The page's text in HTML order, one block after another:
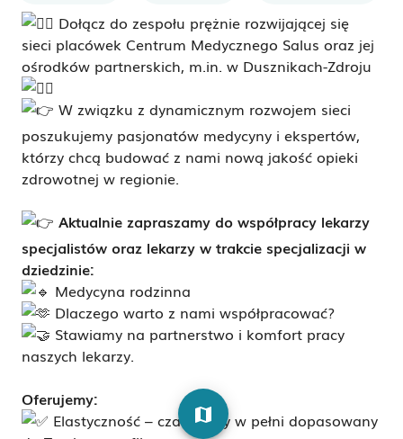
Dołącz do zespołu prężnie rozwijającej się
sieci placówek Centrum Medycznego Salus oraz jej
ośrodków partnerskich, m.in. w Dusznikach-Zdroju
W związku z dynamicznym rozwojem sieci
poszukujemy pasjonatów medycyny i ekspertów,
którzy chcą budować z nami nową jakość opieki
zdrowotnej w regionie.
Aktualnie zapraszamy do współpracy lekarzy
specjalistów oraz lekarzy w trakcie specjalizacji w
dziedzinie:
Medycyna rodzinna
Dlaczego warto z nami współpracować?
Stawiamy na partnerstwo i komfort pracy
naszych lekarzy.
Oferujemy:
Elastyczność – czas pracy w pełni dopasowany
map